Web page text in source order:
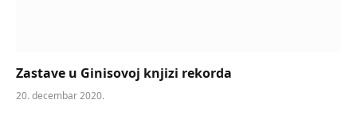
Zastave u Ginisovoj knjizi rekorda
20. decembar 2020.